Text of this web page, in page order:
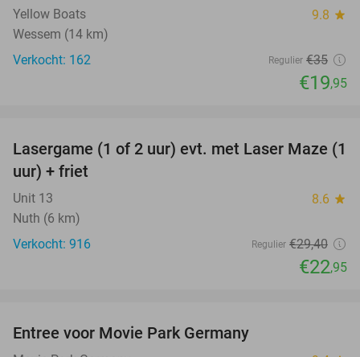
Yellow Boats 9.8 star
Wessem (14 km)
Verkocht: 162
Regulier €35
€19,95
22%
Lasergame (1 of 2 uur) evt. met Laser Maze (1
uur) + friet
Unit 13 8.6 star
Nuth (6 km)
Verkocht: 916
Regulier €29,40
€22,95
Entree voor Movie Park Germany